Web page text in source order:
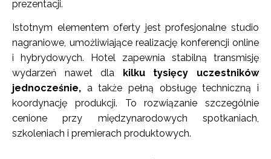
prezentacji.
Istotnym elementem oferty jest profesjonalne studio
nagraniowe, umożliwiające realizację konferencji online
i hybrydowych. Hotel zapewnia stabilną transmisję
wydarzeń nawet dla kilku tysięcy uczestników
jednocześnie, a także pełną obsługę techniczną i
koordynację produkcji. To rozwiązanie szczególnie
cenione przy międzynarodowych spotkaniach,
szkoleniach i premierach produktowych.